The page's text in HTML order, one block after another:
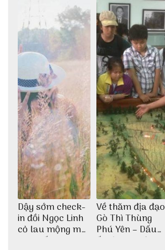
Dậy sớm check-
in đồi Ngọc Linh
cỏ lau mộng mơ
tại Huế nè bạn
Về thăm địa đạo
Gò Thì Thùng
Phú Yên – Dấu
ấn lịch sử còn